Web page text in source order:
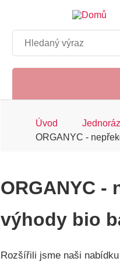
obsahu
Hledat
Drobečková
navigace
Úvod
ORGANYC -
ORGANYC -
výhody bio
Rozšířili jsme naši